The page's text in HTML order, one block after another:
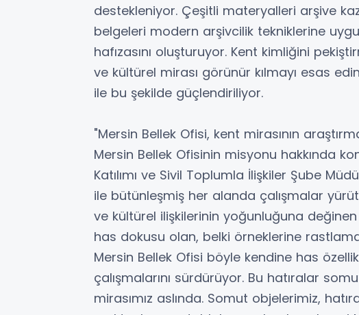
destekleniyor. Çeşitli materyalleri arşive
belgeleri modern arşivcilik tekniklerine
hafızasını oluşturuyor. Kent kimliğini
ve kültürel mirası görünür kılmayı esas
ile bu şekilde güçlendiriliyor.
"Mersin Bellek Ofisi, kent mirasının
Mersin Bellek Ofisinin misyonu hakkında
Katılımı ve Sivil Toplumla İlişkiler Şube
ile bütünleşmiş her alanda çalışmalar
ve kültürel ilişkilerinin yoğunluğuna
has dokusu olan, belki örneklerine
Mersin Bellek Ofisi böyle kendine has
çalışmalarını sürdürüyor. Bu hatıralar
mirasımız aslında. Somut objelerimiz,